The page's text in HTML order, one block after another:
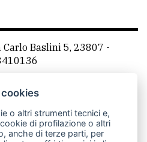
Carlo Baslini 5, 23807 -
LeccoOnline
RSS
o altri strumenti tecnici e,
di profilazione o altri
anche di terze parti, per